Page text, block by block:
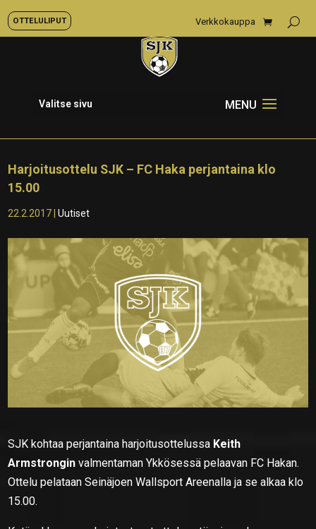
OTTELULIPUT Verkkokauppa
Valitse sivu
Harjoitusottelu SJK – FC Haka perjantaina klo
15.00
22.2.2017 |Uutiset
SJK kohtaa perjantaina harjoitusottelussa Keith
Armstronginvalmentaman Ykkösessä pelaavan FC Hakan.
Ottelu pelataan Seinäjoen Wallsport Areenalla ja se alkaa klo
15.00.